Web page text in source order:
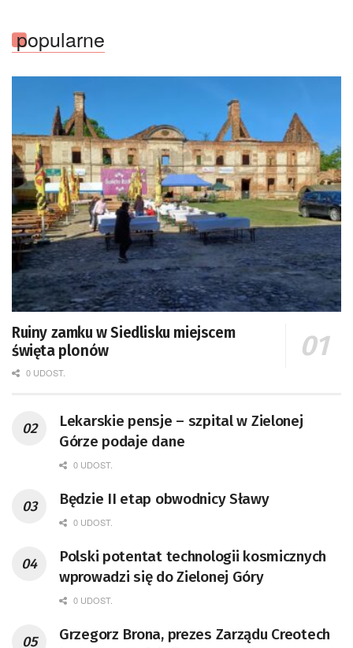
popularne
Ruiny zamku w Siedlisku miejscem
święta plonów
0 UDOST.
Lekarskie pensje – szpital w Zielonej
Górze podaje dane
0 UDOST.
Będzie II etap obwodnicy Sławy
0 UDOST.
Polski potentat technologii kosmicznych
wprowadzi się do Zielonej Góry
0 UDOST.
Grzegorz Brona, prezes Zarządu Creotech